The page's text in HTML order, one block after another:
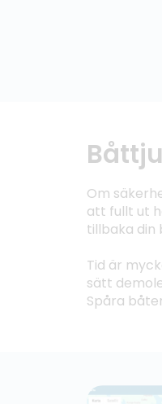
Om
att fullt ut
tillbaka din
Tid är
sätt
Spåra